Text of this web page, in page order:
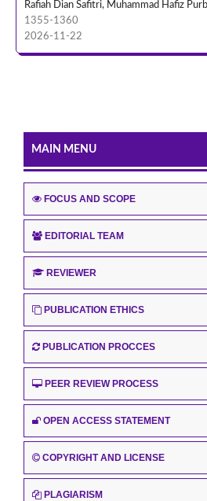
Rafiah Dian Safitri, Muhammad Hafiz
1355-1360
2026-11-22
MAIN MENU
FOCUS AND SCOPE
EDITORIAL TEAM
REVIEWER
PUBLICATION ETHICS
PUBLICATION PROCCES
PEER REVIEW PROCESS
OPEN ACCESS STATEMENT
COPYRIGHT AND LICENSE
PLAGIARISM